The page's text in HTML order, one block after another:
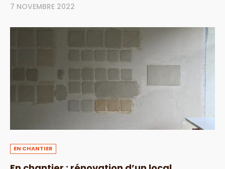
7 NOVEMBRE 2022
EN CHANTIER